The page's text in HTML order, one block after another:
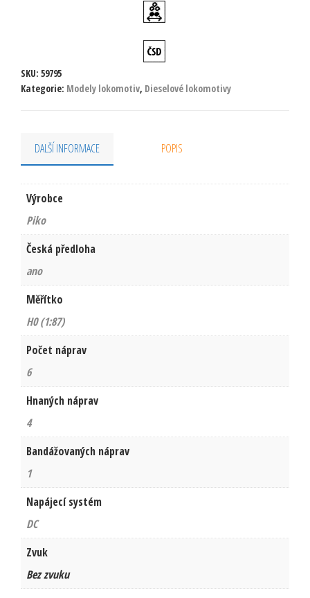
SKU: 59795
Kategorie: Modely lokomotiv, Dieselové lokomotivy
DALŠÍ INFORMACE POPIS
Výrobce
Piko
Česká předloha
ano
Měřítko
H0 (1:87)
Počet náprav
6
Hnaných náprav
4
Bandážovaných náprav
1
Napájecí systém
DC
Zvuk
Bez zvuku